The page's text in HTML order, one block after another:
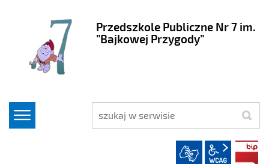
Przedszkole Publiczne Nr 7 im.
”Bajkowej Przygody”
szukaj
wcag2.1